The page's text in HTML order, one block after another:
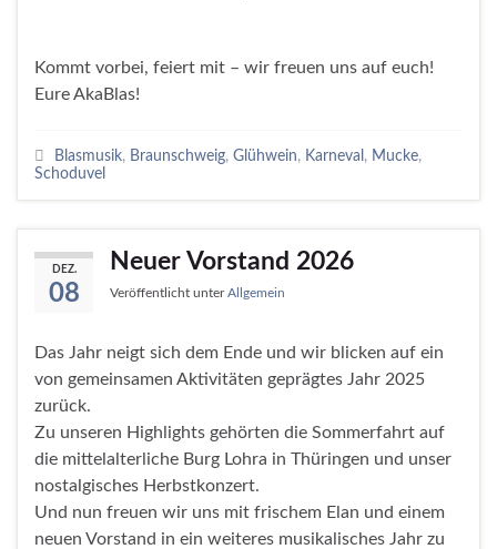
Kommt vorbei, feiert mit – wir freuen uns auf euch!
Eure AkaBlas!
Blasmusik, Braunschweig, Glühwein, Karneval , Mucke,
Schoduvel
DEZ.
08
Neuer Vorstand 2026
Veröffentlicht unterAllgemein
Das Jahr neigt sich dem Ende und wir blicken auf ein
von gemeinsamen Aktivitäten geprägtes Jahr 2025
zurück.
Zu unseren Highlights gehörten die Sommerfahrt auf
die mittelalterliche Burg Lohra in Thüringen und unser
nostalgisches Herbstkonzert.
Und nun freuen wir uns mit frischem Elan und einem
neuen Vorstand in ein weiteres musikalisches Jahr zu